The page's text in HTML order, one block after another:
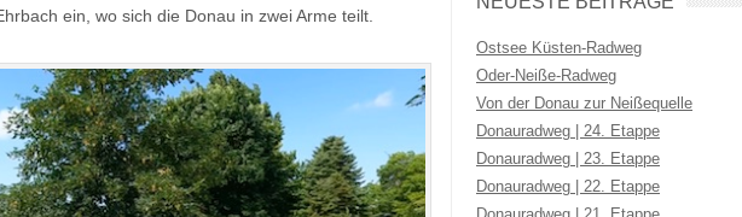
ein, wo sich die Donau in zwei Arme teilt.
Ostsee Küsten-Radweg
Oder-Neiße-Radweg
Von der Donau zur Neißequelle
Donauradweg | 24. Etappe
Donauradweg | 23. Etappe
Donauradweg | 22. Etappe